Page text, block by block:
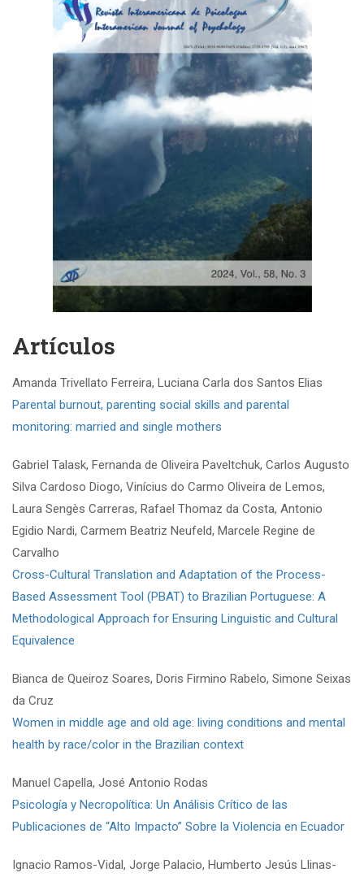
Artículos
Amanda Trivellato Ferreira, Luciana Carla dos Santos Elias
Parental burnout, parenting social skills and parental
monitoring: married and single mothers
Gabriel Talask, Fernanda de Oliveira Paveltchuk, Carlos Augusto
Silva Cardoso Diogo, Vinícius do Carmo Oliveira de Lemos,
Laura Sengès Carreras, Rafael Thomaz da Costa, Antonio
Egidio Nardi, Carmem Beatriz Neufeld, Marcele Regine de
Carvalho
Cross-Cultural Translation and Adaptation of the Process-
Based Assessment Tool (PBAT) to Brazilian Portuguese: A
Methodological Approach for Ensuring Linguistic and Cultural
Equivalence
Bianca de Queiroz Soares, Doris Firmino Rabelo, Simone Seixas
da Cruz
Women in middle age and old age: living conditions and mental
health by race/color in the Brazilian context
Manuel Capella, José Antonio Rodas
Psicología y Necropolítica: Un Análisis Crítico de las
Publicaciones de “Alto Impacto” Sobre la Violencia en Ecuador
Ignacio Ramos-Vidal, Jorge Palacio, Humberto Jesús Llinas-